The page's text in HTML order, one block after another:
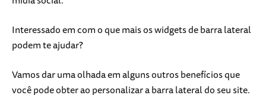
Interessado em com o que mais os widgets de barra lateral
podem te ajudar?
Vamos dar uma olhada em alguns outros benefícios que
você pode obter ao personalizar a barra lateral do seu site.